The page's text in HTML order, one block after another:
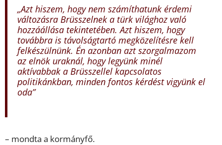
„Azt hiszem, hogy nem számíthatunk érdemi
változásra Brüsszelnek a türk világhoz való
hozzáállása tekintetében. Azt hiszem, hogy
továbbra is távolságtartó megközelítésre kell
felkészülnünk. Én azonban azt szorgalmazom
az elnök uraknál, hogy legyünk minél
aktívabbak a Brüsszellel kapcsolatos
politikánkban, minden fontos kérdést vigyünk el
oda”
– mondta a kormányfő.